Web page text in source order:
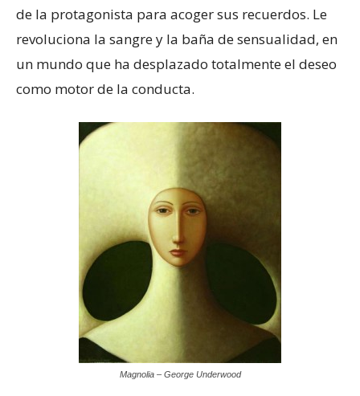
de la protagonista para acoger sus recuerdos. Le
revoluciona la sangre y la baña de sensualidad, en
un mundo que ha desplazado totalmente el deseo
como motor de la conducta.
Magnolia – George Underwood